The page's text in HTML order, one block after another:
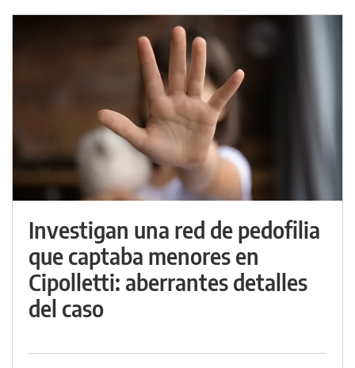
Investigan una red de pedofilia
que captaba menores en
Cipolletti: aberrantes detalles
del caso